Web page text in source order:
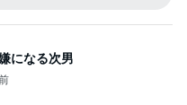
になる次男